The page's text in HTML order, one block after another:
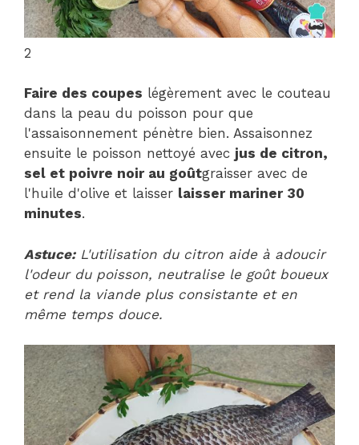
2
Faire des coupes légèrement avec le couteau
dans la peau du poisson pour que
l'assaisonnement pénètre bien. Assaisonnez
ensuite le poisson nettoyé avec jus de citron,
sel et poivre noir au goûtgraisser avec de
l'huile d'olive et laisser laisser mariner 30
minutes.
Astuce:L'utilisation du citron aide à adoucir
l'odeur du poisson, neutralise le goût boueux
et rend la viande plus consistante et en
même temps douce.